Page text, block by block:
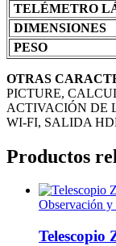
TELÉMETRO
DIMENSIONES
PESO
OTRAS
PICTURE,
ACTIVACIÓN DE
WI-FI, SALIDA
Productos
Observación
Telescopio